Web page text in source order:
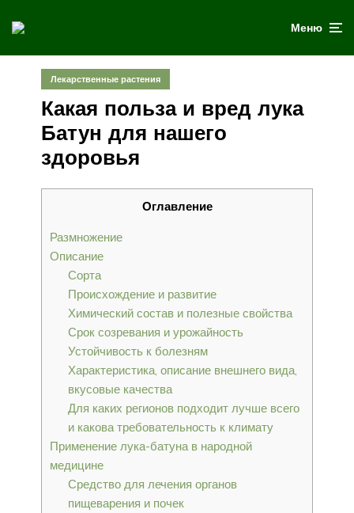
Меню
Лекарственные растения
Какая польза и вред лука
Батун для нашего
здоровья
Оглавление
Размножение
Описание
Сорта
Происхождение и развитие
Химический состав и полезные свойства
Срок созревания и урожайность
Устойчивость к болезням
Характеристика, описание внешнего вида,
вкусовые качества
Для каких регионов подходит лучше всего
и какова требовательность к климату
Применение лука-батуна в народной
медицине
Средство для лечения органов
пищеварения и почек